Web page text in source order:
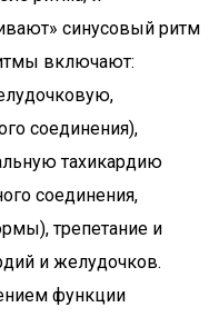
синусовый ритм
включают:
соединения),
тахикардию
соединения,
трепетание и
и желудочков.
функции